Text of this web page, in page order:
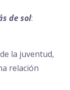
de sol:
la juventud,
relación